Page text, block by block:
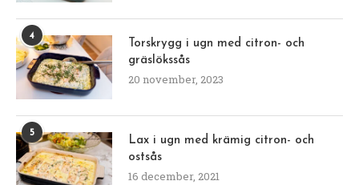
4
Torskrygg i ugn med citron- och
gräslökssås
20 november, 2023
5
Lax i ugn med krämig citron- och
ostsås
16 december, 2021